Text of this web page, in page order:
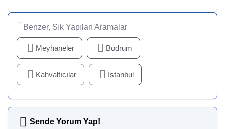
Benzer, Sık Yapılan Aramalar
Meyhaneler Bodrum
Kahvaltıcılar İstanbul
Sende Yorum Yap!